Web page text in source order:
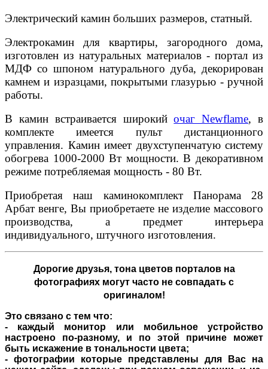
Электрический камин больших размеров, статный.
Электрокамин для квартиры, загородного дома,
изготовлен из натуральных материалов - портал из
МДФ со шпоном натурального дуба, декорирован
камнем и изразцами, покрытыми глазурью - ручной
работы.
В камин встраивается широкийочаг Newflame, в
комплекте имеется пульт дистанционного
управления. Камин имеет двухступенчатую систему
обогрева 1000-2000 Вт мощности. В декоративном
режиме потребляемая мощность - 80 Вт.
Приобретая наш каминокомплект Панорама 28
Арбат венге, Вы приобретаете не изделие массового
производства, а предмет интерьера
индивидуального, штучного изготовления.
Дорогие друзья,тона цветов порталов на
фотографиях могут часто не совпадать с
оригиналом!
Это связано с тем что:
- каждый монитор или мобильное устройство
настроено по-разному, и по этой причине может
быть искажение в тональности цвета;
- фотографии которые представлены для Вас на